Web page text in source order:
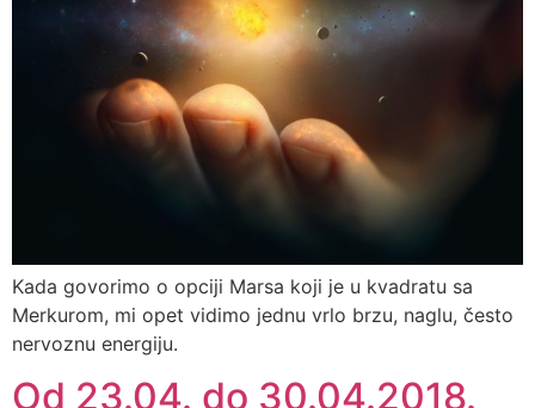
Kada govorimo o opciji Marsa koji je u kvadratu sa
Merkurom, mi opet vidimo jednu vrlo brzu, naglu, često
nervoznu energiju.
Od 23.04. do 30.04.2018.